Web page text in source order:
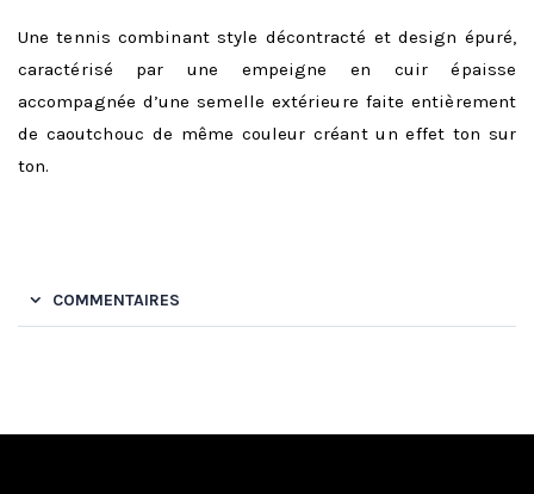
Une tennis combinant style décontracté et design épuré,
caractérisé par une empeigne en cuir épaisse
accompagnée d’une semelle extérieure faite entièrement
de caoutchouc de même couleur créant un effet ton sur
ton.
COMMENTAIRES